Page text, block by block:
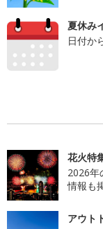
夏休み
日付か
花火特
2026年
情報も
アウト